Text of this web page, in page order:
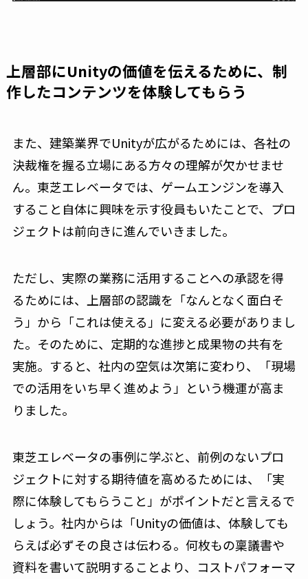
上層部にUnityの価値を伝えるために、制
作したコンテンツを体験してもらう
また、建築業界でUnityが広がるためには、各社の
決裁権を握る立場にある方々の理解が欠かせませ
ん。東芝エレベータでは、ゲームエンジンを導入
すること自体に興味を示す役員もいたことで、プロ
ジェクトは前向きに進んでいきました。
ただし、実際の業務に活用することへの承認を得
るためには、上層部の認識を「なんとなく面白そ
う」から「これは使える」に変える必要がありまし
た。そのために、定期的な進捗と成果物の共有を
実施。すると、社内の空気は次第に変わり、「現場
での活用をいち早く進めよう」という機運が高ま
りました。
東芝エレベータの事例に学ぶと、前例のないプロ
ジェクトに対する期待値を高めるためには、「実
際に体験してもらうこと」がポイントだと言えるで
しょう。社内からは「Unityの価値は、体験しても
らえば必ずその良さは伝わる。何枚もの稟議書や
資料を書いて説明することより、コストパフォーマ